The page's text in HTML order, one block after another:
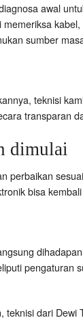
awal
sumber
teknisi
transparan
dimulai
perbaikan
bisa
pengaturan
dari